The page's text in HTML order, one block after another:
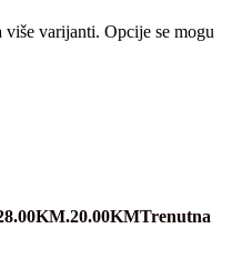
varijanti. Opcije se mogu
20.00KMTrenutna